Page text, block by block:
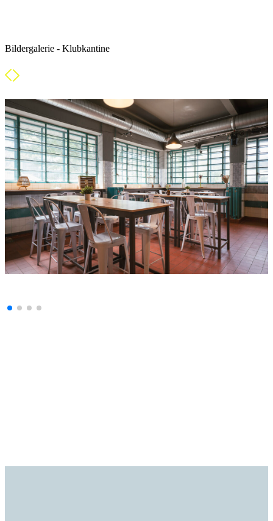
Bildergalerie - Klubkantine